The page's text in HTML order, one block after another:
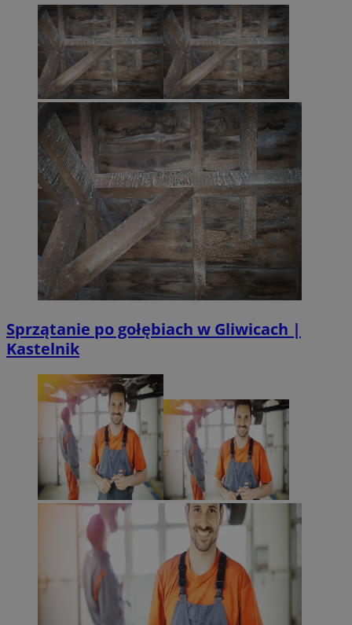
Sprzątanie po gołębiach w Gliwicach |
Kastelnik